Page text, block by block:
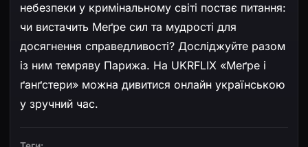
небезпеки у кримінальному світі постає питання:
чи вистачить Меґре сил та мудрості для
досягнення справедливості? Досліджуйте разом
із ним темряву Парижа. На UKRFLIX «Меґре і
ґанґстери» можна дивитися онлайн українською
у зручний час.